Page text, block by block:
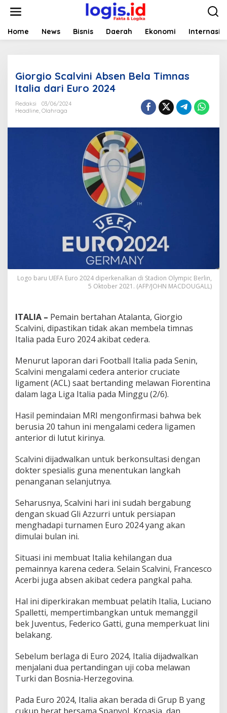
t
Home News Bisnis Daerah Ekonomi
Giorgio Scalvini Absen Bela Timnas
Italia dari Euro 2024
Redaksi
03/06/2024
Headline, Olahraga
Logo baru UEFA Euro 2024 diperkenalkan di Stadion Olympic Berlin,
5 Oktober 2021. (AFP/JOHN MACDOUGALL)
ITALIA – Pemain bertahan Atalanta, Giorgio
Scalvini, dipastikan tidak akan membela timnas
Italia pada Euro 2024 akibat cedera.
Menurut laporan dari Football Italia pada Senin,
Scalvini mengalami cedera anterior cruciate
ligament (ACL) saat bertanding melawan Fiorentina
dalam laga Liga Italia pada Minggu (2/6).
Hasil pemindaian MRI mengonfirmasi bahwa bek
berusia 20 tahun ini mengalami cedera ligamen
anterior di lutut kirinya.
Scalvini dijadwalkan untuk berkonsultasi dengan
dokter spesialis guna menentukan langkah
penanganan selanjutnya.
Seharusnya, Scalvini hari ini sudah bergabung
dengan skuad Gli Azzurri untuk persiapan
menghadapi turnamen Euro 2024 yang akan
dimulai bulan ini.
Situasi ini membuat Italia kehilangan dua
pemainnya karena cedera. Selain Scalvini, Francesco
Acerbi juga absen akibat cedera pangkal paha.
Hal ini diperkirakan membuat pelatih Italia, Luciano
Spalletti, mempertimbangkan untuk memanggil
bek Juventus, Federico Gatti, guna memperkuat lini
belakang.
Sebelum berlaga di Euro 2024, Italia dijadwalkan
menjalani dua pertandingan uji coba melawan
Turki dan Bosnia-Herzegovina.
Pada Euro 2024, Italia akan berada di Grup B yang